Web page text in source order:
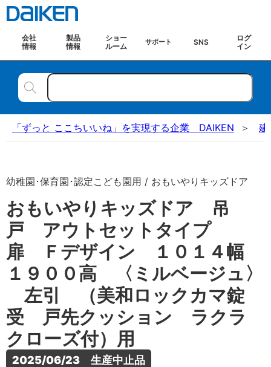
会社
情報
製品
情報
ショー
ルーム
サポート SNS
ログ
イン
「ずっと ここちいいね」を実現する企業 DAIKEN 建
幼稚園･保育園･認定こども園用 / おもいやりキッズドア
おもいやりキッズドア 吊
戸 アウトセットタイプ
扉 Ｆデザイン １０１４幅
１９００高 〈ミルベージュ〉
左引 （美和ロックカマ錠
受 戸先クッション ラクラ
クローズ付）用
2025/06/23　生産中止品